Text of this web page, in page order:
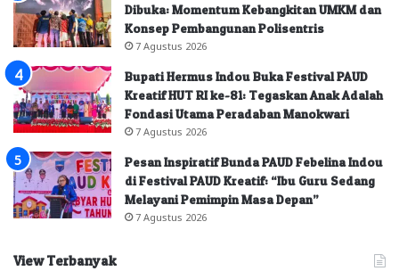
Dibuka: Momentum Kebangkitan UMKM dan
Konsep Pembangunan Polisentris
7 Agustus 2026
Bupati Hermus Indou Buka Festival PAUD
Kreatif HUT RI ke-81: Tegaskan Anak Adalah
Fondasi Utama Peradaban Manokwari
7 Agustus 2026
Pesan Inspiratif Bunda PAUD Febelina Indou
di Festival PAUD Kreatif: “Ibu Guru Sedang
Melayani Pemimpin Masa Depan”
7 Agustus 2026
View Terbanyak